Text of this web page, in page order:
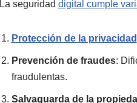
La seguridad digital cumple
Protección de la privacidad
Prevención de fraudes:
fraudulentas.
Salvaguarda de la